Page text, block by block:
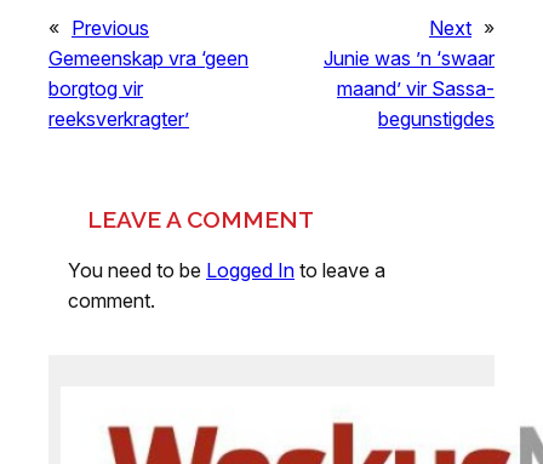
« Previous
Gemeenskap vra ‘geen
borgtog vir
reeksverkragter’
Next »
Junie was ’n ‘swaar
maand’ vir Sassa-
begunstigdes
LEAVE A COMMENT
You need to be Logged In to leave a
comment.